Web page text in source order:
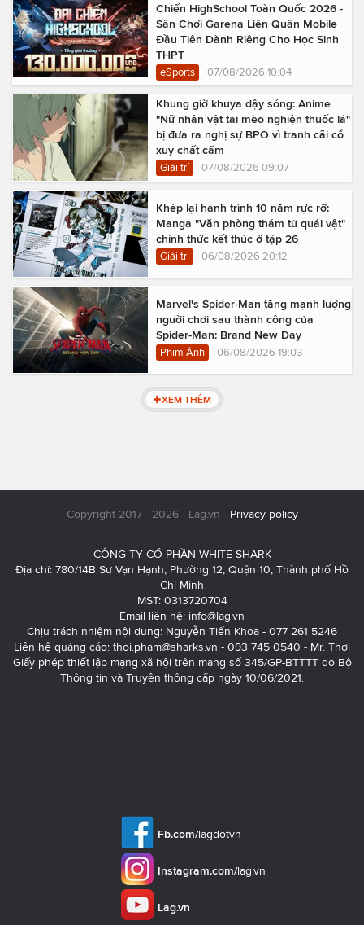
Chiến HighSchool Toàn Quốc 2026 -
Sân Chơi Garena Liên Quân Mobile
Đầu Tiên Dành Riêng Cho Học Sinh
THPT
eSports 07/08/2026 10:04
Khung giờ khuya dậy sóng: Anime
"Nữ nhân vật tai mèo nghiện thuốc lá"
bị đưa ra nghị sự BPO vì tranh cãi cổ
xuy chất cấm
Giải trí 07/08/2026 09:07
Khép lại hành trình 10 năm rực rỡ:
Manga "Văn phòng thám tử quái vật"
chính thức kết thúc ở tập 26
Giải trí 06/08/2026 20:12
Marvel's Spider-Man tăng mạnh lượng
người chơi sau thành công của
Spider-Man: Brand New Day
Phim Ảnh 06/08/2026 19:03
XEM THÊM
Copyright 2017 - 2026 - Lag.vn - Privacy policy
CÔNG TY CỔ PHẦN WHITE SHARK
Địa chỉ: 780/14B Sư Vạn Hạnh, Phường 12, Quận 10, Thành phố Hồ
Chí Minh
MST: 0313720704
Email liên hệ: info@lag.vn
Chịu trách nhiệm nội dung: Nguyễn Tiến Khoa - 077 261 5246
Liên hệ quảng cáo: thoi.pham@sharks.vn - 093 745 0540 - Mr. Thơi
Giấy phép thiết lập mạng xã hội trên mạng số 345/GP-BTTTT do Bộ
Thông tin và Truyền thông cấp ngày 10/06/2021.
Fb.com/lagdotvn
Instagram.com/lag.vn
Lag.vn